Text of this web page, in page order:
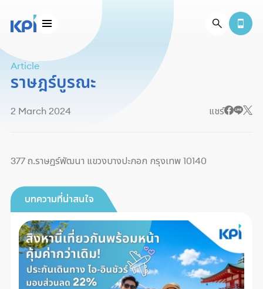
Article
ราษฎร์บูรณะ
2 March 2024 แชร์
377 ถ.ราษฎร์พัฒนา แขวงบางปะกอก กรุงเทพ 10140
บทความที่น่าสนใจ